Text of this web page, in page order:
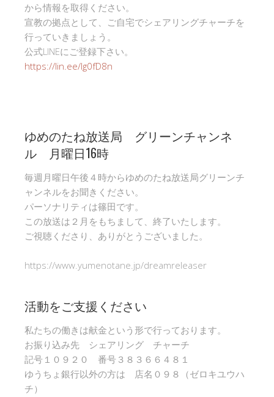
から情報を取得ください。
宣教の拠点として、ご自宅でシェアリングチャーチを
行っていきましょう。
公式LINEにご登録下さい。
https://lin.ee/Ig0fD8n
ゆめのたね放送局 グリーンチャンネ
ル 月曜日16時
毎週月曜日午後４時からゆめのたね放送局グリーンチ
ャンネルをお聞きください。
パーソナリティは篠田です。
この放送は２月をもちまして、終了いたします。
ご視聴くださり、ありがとうございました。
https://www.yumenotane.jp/dreamreleaser
活動をご支援ください
私たちの働きは献金という形で行っております。
お振り込み先 シェアリング チャーチ
記号１０９２０ 番号３８３６６４８１
ゆうちょ銀行以外の方は 店名０９８（ゼロキユウハ
チ）